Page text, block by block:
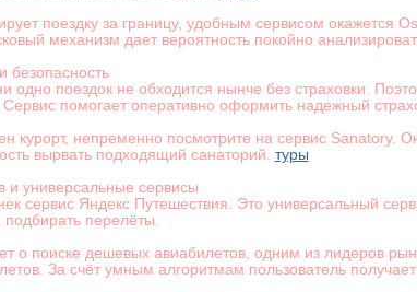
поездку за границу, удобным сервисом окажется
механизм дает вероятность покойно
безопасность
одно поездок не обходится нынче без страховки.
помогает оперативно оформить надежный
курорт, непременно посмотрите на сервис Sanatory.
вырвать подходящий санаторий. туры
и универсальные сервисы
сервис Яндекс Путешествия. Это универсальный
перелёты.
о поиске дешевых авиабилетов, одним из лидеров
За счёт умным алгоритмам пользователь